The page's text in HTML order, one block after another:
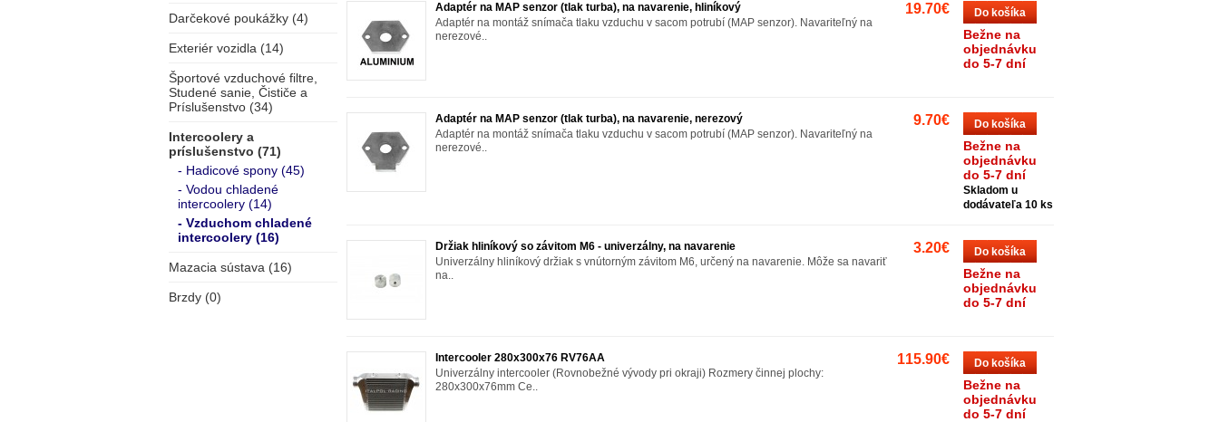
Darčekové poukážky (4)
Exteriér vozidla (14)
Športové vzduchové filtre,
Studené sanie, Čističe a
Príslušenstvo (34)
Intercoolery a
príslušenstvo (71)
- Hadicové spony (45)
- Vodou chladené
intercoolery (14)
- Vzduchom chladené
intercoolery (16)
Mazacia sústava (16)
Brzdy (0)
Do košíka
Bežne na
objednávku
do 5-7 dní
19.70€
Adaptér na MAP senzor (tlak turba), na navarenie, hliníkový
Adaptér na montáž snímača tlaku vzduchu v sacom potrubí (MAP senzor). Navariteľný na
nerezové..
Do košíka
Bežne na
objednávku
do 5-7 dní
Skladom u
dodávateľa 10 ks
9.70€
Adaptér na MAP senzor (tlak turba), na navarenie, nerezový
Adaptér na montáž snímača tlaku vzduchu v sacom potrubí (MAP senzor). Navariteľný na
nerezové..
Do košíka
Bežne na
objednávku
do 5-7 dní
3.20€
Držiak hliníkový so závitom M6 - univerzálny, na navarenie
Univerzálny hliníkový držiak s vnútorným závitom M6, určený na navarenie. Môže sa navariť
na..
Do košíka
Bežne na
objednávku
do 5-7 dní
115.90€
Intercooler 280x300x76 RV76AA
Univerzálny intercooler (Rovnobežné vývody pri okraji) Rozmery činnej plochy:
280x300x76mm Ce..